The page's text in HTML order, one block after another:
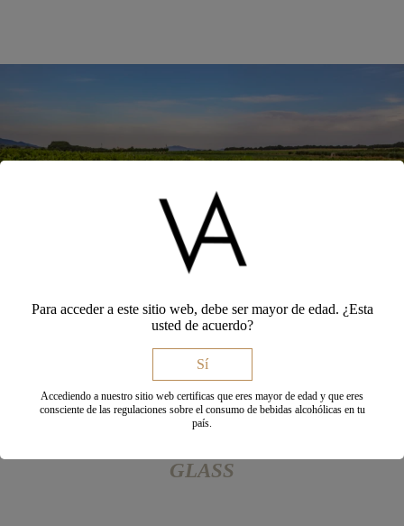
250 YEARS OF HISTORY, A
GLASS
Para acceder a este sitio web, debe ser mayor de edad. ¿Esta
usted de acuerdo?
Sí
Accediendo a nuestro sitio web certificas que eres mayor de edad y que eres
consciente de las regulaciones sobre el consumo de bebidas alcohólicas en tu
país.